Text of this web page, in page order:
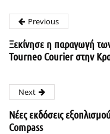
Previous
Ξεκίνησε η παραγωγή
Tourneo Courier στην
Next
Νέες εκδόσεις
Compass